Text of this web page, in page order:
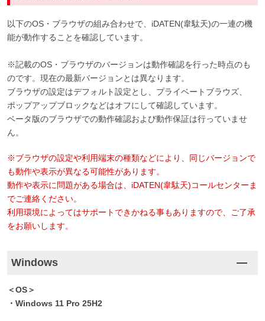
以下のOS・ブラウザの組み合わせで、iDATEN(韋駄天)の一連の機
能が動作することを確認しています。
※記載のOS・ブラウザのバージョンは動作確認を行った時点のも
のです。現在の最新バージョンとは異なります。
ブラウザの設定はデフォルト設定とし、プライベートブラウズ、
ポップアップブロックなどはオフにして確認しています。
ベータ版のブラウザでの動作確認および動作保証は行っていませ
ん。
※ブラウザの設定や利用端末の種類などにより、同じバージョンで
も動作や表示が異なる可能性があります。
動作や表示に問題がある場合は、iDATEN(韋駄天)コールセンターま
でご連絡ください。
利用環境によってはサポートできかねる事もありますので、ご了承
をお願いします。
Windows
＜OS＞
・Windows 11 Pro 25H2